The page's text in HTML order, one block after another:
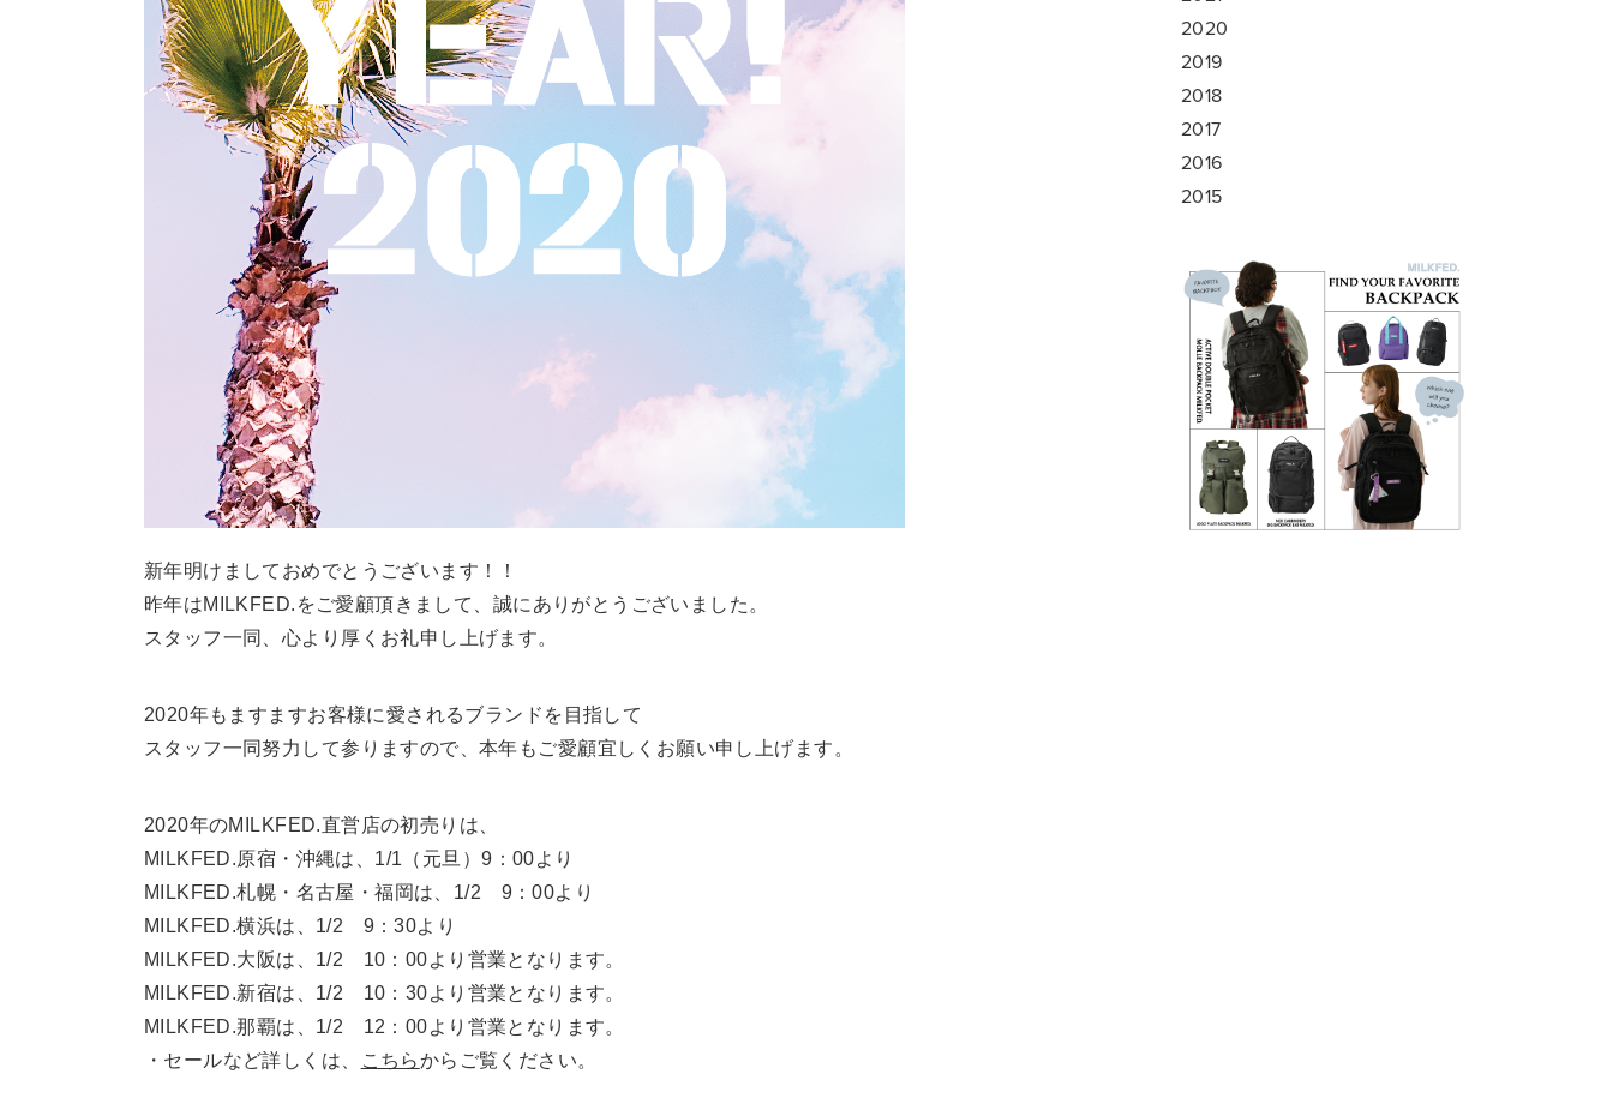
新年明けましておめでとうございます！！
昨年はMILKFED.をご愛顧頂きまして、誠にありがとうございました。
スタッフ一同、心より厚くお礼申し上げます。
2020年もますますお客様に愛されるブランドを目指して
スタッフ一同努力して参りますので、本年もご愛顧宜しくお願い申し上げます。
2020年のMILKFED.直営店の初売りは、
MILKFED.原宿・沖縄は、1/1（元旦）9：00より
MILKFED.札幌・名古屋・福岡は、1/2 9：00より
MILKFED.横浜は、1/2 9：30より
MILKFED.大阪は、1/2 10：00より営業となります。
MILKFED.新宿は、1/2 10：30より営業となります。
MILKFED.那覇は、1/2 12：00より営業となります。
・セールなど詳しくは、
こちらからご覧ください。
2020
2019
2018
2017
2016
2015